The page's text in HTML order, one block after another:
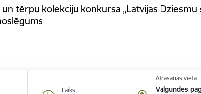
un tērpu kolekciju konkursa „Latvijas Dziesmu
Laiks
Atrašanās vieta
Valgundes